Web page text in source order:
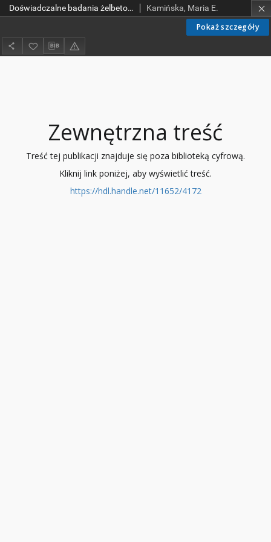
Pokaż szczegóły
Doświadczalne badania żelbetowych słupów ukośnie mimośrodkowo ściskanych z. 7 (1995) Kamińska, Maria E.
Zewnętrzna treść
Treść tej publikacji znajduje się poza biblioteką cyfrową.
Kliknij link poniżej, aby wyświetlić treść.
https://hdl.handle.net/11652/4172